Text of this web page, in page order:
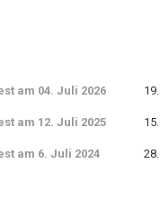
am 04. Juli 2026
am 12. Juli 2025
am 6. Juli 2024